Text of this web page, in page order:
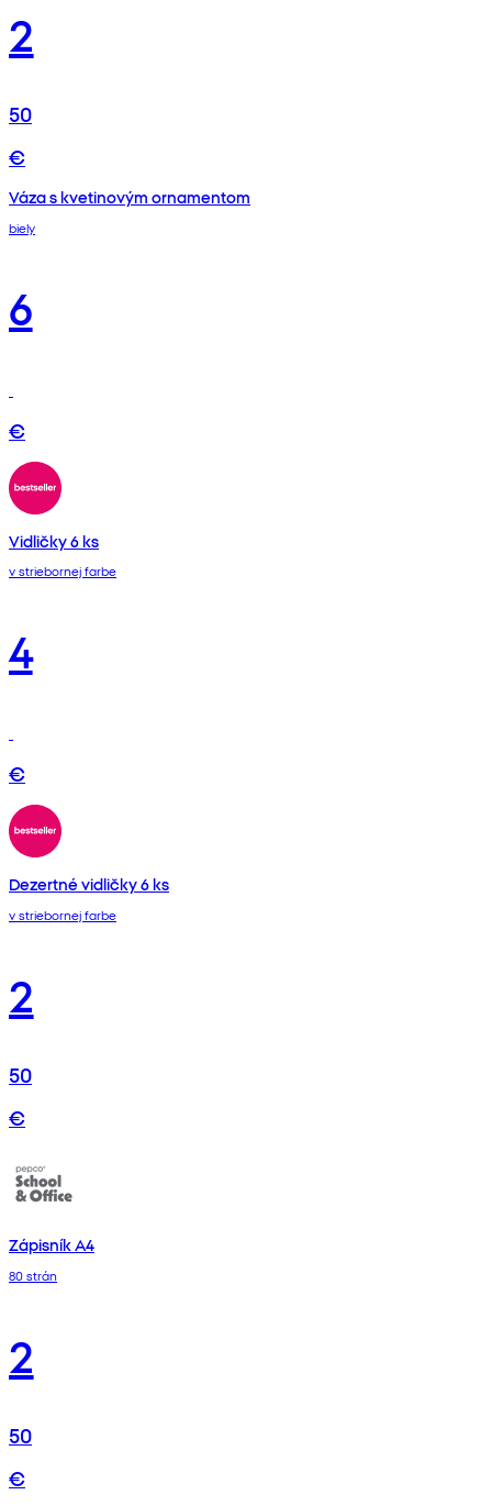
2
50
€
Váza s kvetinovým ornamentom
biely
6
€
Vidličky 6 ks
v striebornej farbe
4
€
Dezertné vidličky 6 ks
v striebornej farbe
2
50
€
Zápisník A4
80 strán
2
50
€